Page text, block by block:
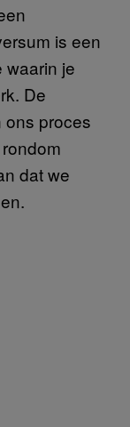
is een
waarin je
De
ons proces
dat we